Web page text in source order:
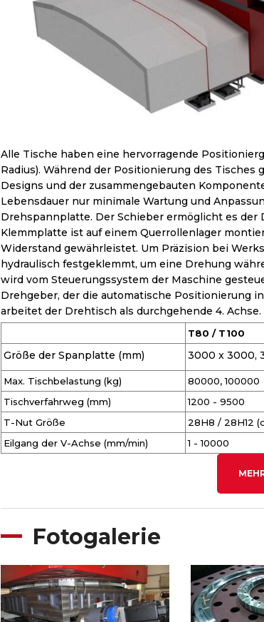
Alle Tische haben eine hervorragende
Radius). Während der Positionierung des
Designs und der zusammengebauten
Lebensdauer nur minimale Wartung und
Drehspannplatte. Der Schieber ermöglicht es
Klemmplatte ist auf einem Querrollenlager
Widerstand gewährleistet. Um Präzision bei
hydraulisch festgeklemmt, um eine Drehung
wird vom Steuerungssystem der Maschine
Drehgeber, der die automatische Positionierung
arbeitet der Drehtisch als durchgehende 4. Achse.
T80 / T100
Größe der Spanplatte (mm) 3000 x 3000,
Max. Tischbelastung (kg)
80000, 100000
Tischverfahrweg (mm)
1200 - 9500
T-Nut Größe
28H8 / 28H12
Eilgang der V-Achse (mm/min)
1 - 10000
Fotogalerie